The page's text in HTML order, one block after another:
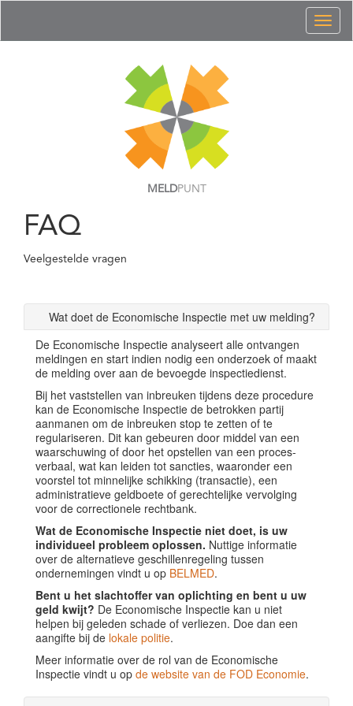
MELDPUNT
FAQ
Veelgestelde vragen
Wat doet de Economische Inspectie met uw melding?
De Economische Inspectie analyseert alle ontvangen
meldingen en start indien nodig een onderzoek of maakt
de melding over aan de bevoegde inspectiedienst.
Bij het vaststellen van inbreuken tijdens deze procedure
kan de Economische Inspectie de betrokken partij
aanmanen om de inbreuken stop te zetten of te
regulariseren. Dit kan gebeuren door middel van een
waarschuwing of door het opstellen van een proces-
verbaal, wat kan leiden tot sancties, waaronder een
voorstel tot minnelijke schikking (transactie), een
administratieve geldboete of gerechtelijke vervolging
voor de correctionele rechtbank.
Wat de Economische Inspectie niet doet, is uw
individueel probleem oplossen. Nuttige informatie
over de alternatieve geschillenregeling tussen
ondernemingen vindt u op BELMED.
Bent u het slachtoffer van oplichting en bent u uw
geld kwijt? De Economische Inspectie kan u niet
helpen bij geleden schade of verliezen. Doe dan een
aangifte bij de lokale politie.
Meer informatie over de rol van de Economische
Inspectie vindt u op de website van de FOD Economie.